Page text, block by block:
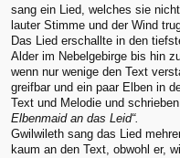
sang ein Lied, welches sie
lauter Stimme und der Wind
Das Lied erschallte in den
Alder im Nebelgebirge bis hin
wenn nur wenige den Text
greifbar und ein paar Elben in
Text und Melodie und
Elbenmaid an das Leid“.
Gwilwileth sang das Lied
kaum an den Text, obwohl er,